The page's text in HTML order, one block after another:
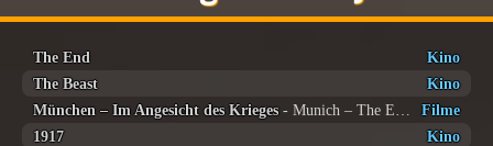
The End
Kino
The Beast
Kino
München – Im Angesicht des Krieges
Filme
1917
Kino